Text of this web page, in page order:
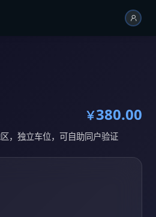
￥380.00
，独立车位，可自助同户验证